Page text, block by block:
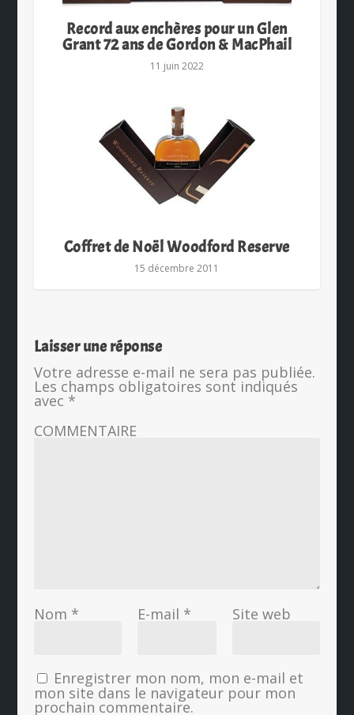
Record aux enchères pour un Glen
Grant 72 ans de Gordon & MacPhail
11 juin 2022
Coffret de Noël Woodford Reserve
15 décembre 2011
Laisser une réponse
Votre adresse e-mail ne sera pas publiée.
Les champs obligatoires sont indiqués
avec *
COMMENTAIRE
Nom * E-mail * Site web
Enregistrer mon nom, mon e-mail et
mon site dans le navigateur pour mon
prochain commentaire.